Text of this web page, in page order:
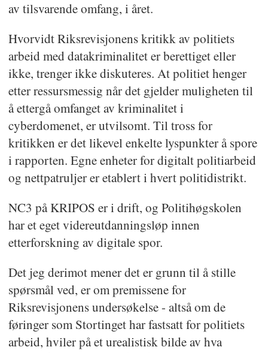
av tilsvarende omfang, i året.
Hvorvidt Riksrevisjonens kritikk av politiets
arbeid med datakriminalitet er berettiget eller
ikke, trenger ikke diskuteres. At politiet henger
etter ressursmessig når det gjelder muligheten til
å ettergå omfanget av kriminalitet i
cyberdomenet, er utvilsomt. Til tross for
kritikken er det likevel enkelte lyspunkter å spore
i rapporten. Egne enheter for digitalt politiarbeid
og nettpatruljer er etablert i hvert politidistrikt.
NC3 på KRIPOS er i drift, og Politihøgskolen
har et eget videreutdanningsløp innen
etterforskning av digitale spor.
Det jeg derimot mener det er grunn til å stille
spørsmål ved, er om premissene for
Riksrevisjonens undersøkelse - altså om de
føringer som Stortinget har fastsatt for politiets
arbeid, hviler på et urealistisk bilde av hva